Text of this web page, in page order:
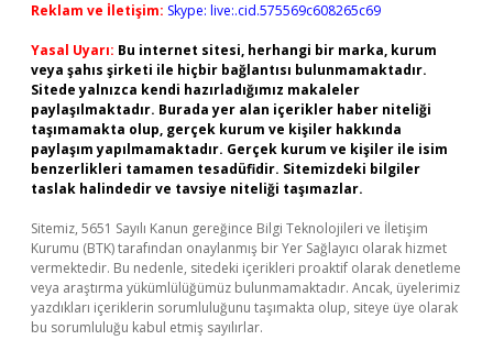
Reklam ve İletişim: Skype: live:.cid.575569c608265c69
Yasal Uyarı: Bu internet sitesi, herhangi bir marka, kurum
veya şahıs şirketi ile hiçbir bağlantısı bulunmamaktadır.
Sitede yalnızca kendi hazırladığımız makaleler
paylaşılmaktadır. Burada yer alan içerikler haber niteliği
taşımamakta olup, gerçek kurum ve kişiler hakkında
paylaşım yapılmamaktadır. Gerçek kurum ve kişiler ile isim
benzerlikleri tamamen tesadüfidir. Sitemizdeki bilgiler
taslak halindedir ve tavsiye niteliği taşımazlar.
Sitemiz, 5651 Sayılı Kanun gereğince Bilgi Teknolojileri ve İletişim
Kurumu (BTK) tarafından onaylanmış bir Yer Sağlayıcı olarak hizmet
vermektedir. Bu nedenle, sitedeki içerikleri proaktif olarak denetleme
veya araştırma yükümlülüğümüz bulunmamaktadır. Ancak, üyelerimiz
yazdıkları içeriklerin sorumluluğunu taşımakta olup, siteye üye olarak
bu sorumluluğu kabul etmiş sayılırlar.